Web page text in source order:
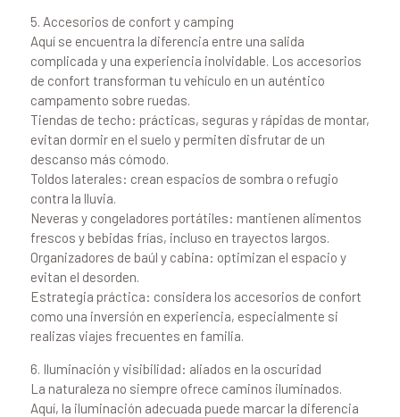
5. Accesorios de confort y camping
Aquí se encuentra la diferencia entre una salida
complicada y una experiencia inolvidable. Los accesorios
de confort transforman tu vehículo en un auténtico
campamento sobre ruedas.
Tiendas de techo: prácticas, seguras y rápidas de montar,
evitan dormir en el suelo y permiten disfrutar de un
descanso más cómodo.
Toldos laterales: crean espacios de sombra o refugio
contra la lluvia.
Neveras y congeladores portátiles: mantienen alimentos
frescos y bebidas frías, incluso en trayectos largos.
Organizadores de baúl y cabina: optimizan el espacio y
evitan el desorden.
Estrategia práctica: considera los accesorios de confort
como una inversión en experiencia, especialmente si
realizas viajes frecuentes en familia.
6. Iluminación y visibilidad: aliados en la oscuridad
La naturaleza no siempre ofrece caminos iluminados.
Aquí, la iluminación adecuada puede marcar la diferencia